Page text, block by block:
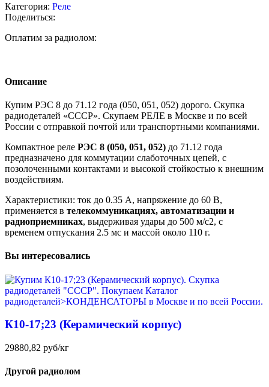
Категория: Реле
Поделиться:
Оплатим за радиолом:
Описание
Купим РЭС 8 до 71.12 года (050, 051, 052) дорого. Скупка
радиодеталей «СССР». Скупаем РЕЛЕ в Москве и по всей
России с отправкой почтой или транспортными компаниями.
Компактное реле РЭС 8 (050, 051, 052) до 71.12 года
предназначено для коммутации слаботочных цепей, с
позолоченными контактами и высокой стойкостью к внешним
воздействиям.
Характеристики: ток до 0.35 А, напряжение до 60 В,
применяется в телекоммуникациях, автоматизации и
радиоприемниках, выдерживая удары до 500 м/с2, с
временем отпускания 2.5 мс и массой около 110 г.
Вы интересовались
К10-17;23 (Керамический корпус)
29880,82 руб/кг
Другой радиолом